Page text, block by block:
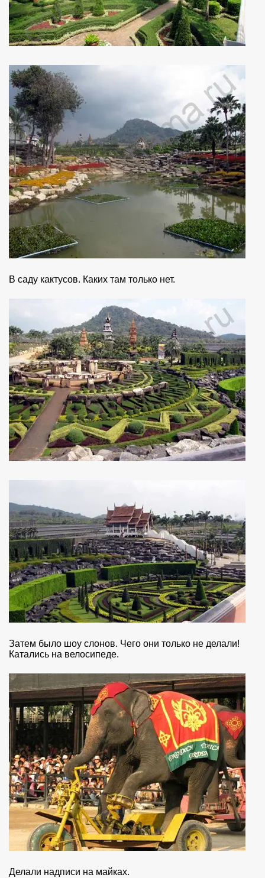
В саду кактусов. Каких там только нет.
Затем было шоу слонов. Чего они только не делали!
Катались на велосипеде.
Делали надписи на майках.